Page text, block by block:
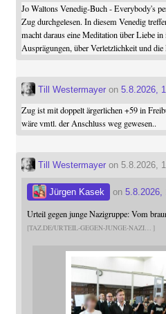
Jo Waltons Venedig-Buch - Everybody's
Zug durchgelesen. In diesem Venedig
macht daraus eine Meditation über Liebe
Ausprägungen, über Verletzlichkeit und die
Till Westermayeron 5.8.2026,
Zug ist mit doppelt ärgerlichen +59 in
wäre vmtl. der Anschluss weg gewesen..
Till Westermayeron 5.8.2026,
Jürgen Kasek on 5.8.2026,
Urteil gegen junge Nazigruppe: Vom
TAZ.DE/URTEIL-GEGEN-JUNGE-NAZI